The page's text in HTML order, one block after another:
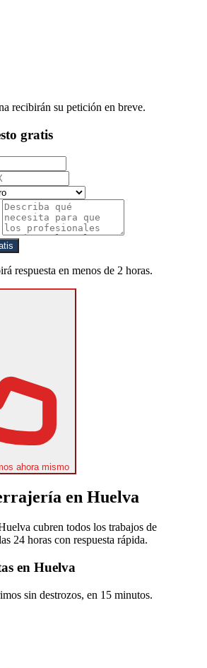
recibirán su petición en breve.
gratis
respuesta en menos de 2 horas.
ahora mismo
en Huelva
cubren todos los trabajos de
24 horas con respuesta rápida.
en Huelva
sin destrozos, en 15 minutos.